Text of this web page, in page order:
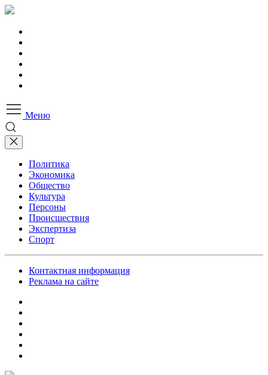
Меню
Политика
Экономика
Общество
Культура
Персоны
Происшествия
Экспертиза
Спорт
Контактная информация
Реклама на сайте